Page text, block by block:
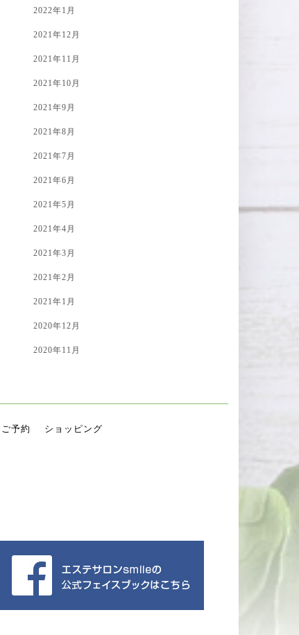
2022年1月
2021年12月
2021年11月
2021年10月
2021年9月
2021年8月
2021年7月
2021年6月
2021年5月
2021年4月
2021年3月
2021年2月
2021年1月
2020年12月
2020年11月
ご予約 ショッピング